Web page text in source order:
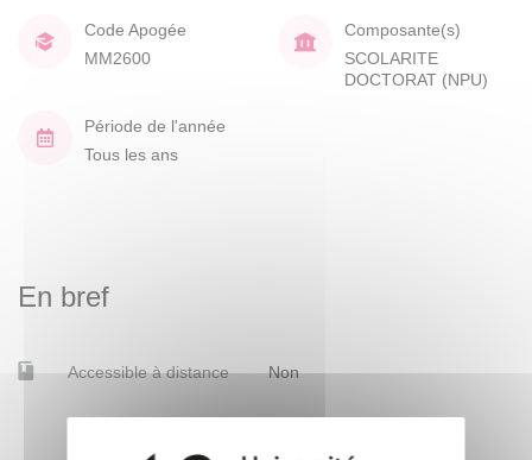
Code Apogée
MM2600
Composante(s)
SCOLARITE
DOCTORAT (NPU)
Période de l'année
Tous les ans
En bref
Accessible à distance Non